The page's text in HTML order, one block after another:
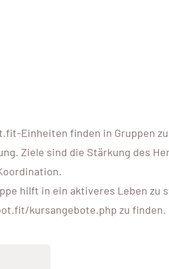
Einheiten finden in Gruppen zu
Ziele sind die Stärkung des
hilft in ein aktiveres Leben zu
kursangebote.php zu finden.